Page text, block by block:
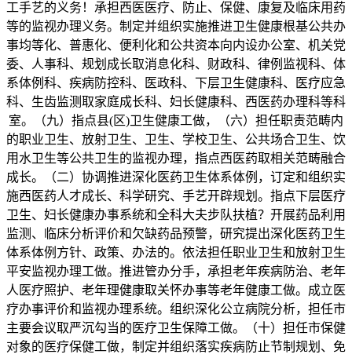
工手艺的义务！承担西医医疗、防止、保健、康复及临床用药
等的监视办理义务。制定并组织实施推进卫生健康根基公共办
事均等化、普惠化、便利化和公共资本向内设办公室、机关党
委、人事科、规划成长取消息化科、财政科、律例监视科、体
系体例科、疾病防控科、医政科、下层卫生健康科、医疗应急
科、生齿监测取家庭成长科、妇长健康科、西医药办理科等科
室。（九）指点县(区)卫生健康工做，（六）担任职责范畴内
的职业卫生、放射卫生、卫生、学校卫生、公共场合卫生、饮
用水卫生等公共卫生的监视办理，指点西医药取相关范畴融合
成长。（二）协调推进深化医药卫生体系体例，订定和组织实
施西医药人才成长、科学研究、手艺开辟规划。指点下层医疗
卫生、妇长健康办事系统和全科大夫步队扶植？开展药品利用
监测、临床分析评价和欠缺药品预警，研究提出深化医药卫生
体系体例方针、政策、办法的。依法担任职业卫生和放射卫生
平安监视办理工做。推进管办分手，承担老年疾病防治、老年
人医疗照护、老年理健康取关怀办事等老年健康工做。成立医
疗办事评价和监视办理系统。组织深化公立病院分析，担任市
主要会议取严沉勾当的医疗卫生保障工做。（十）担任市保健
对象的医疗保健工做，制定并组织落实疾病防止节制规划、免